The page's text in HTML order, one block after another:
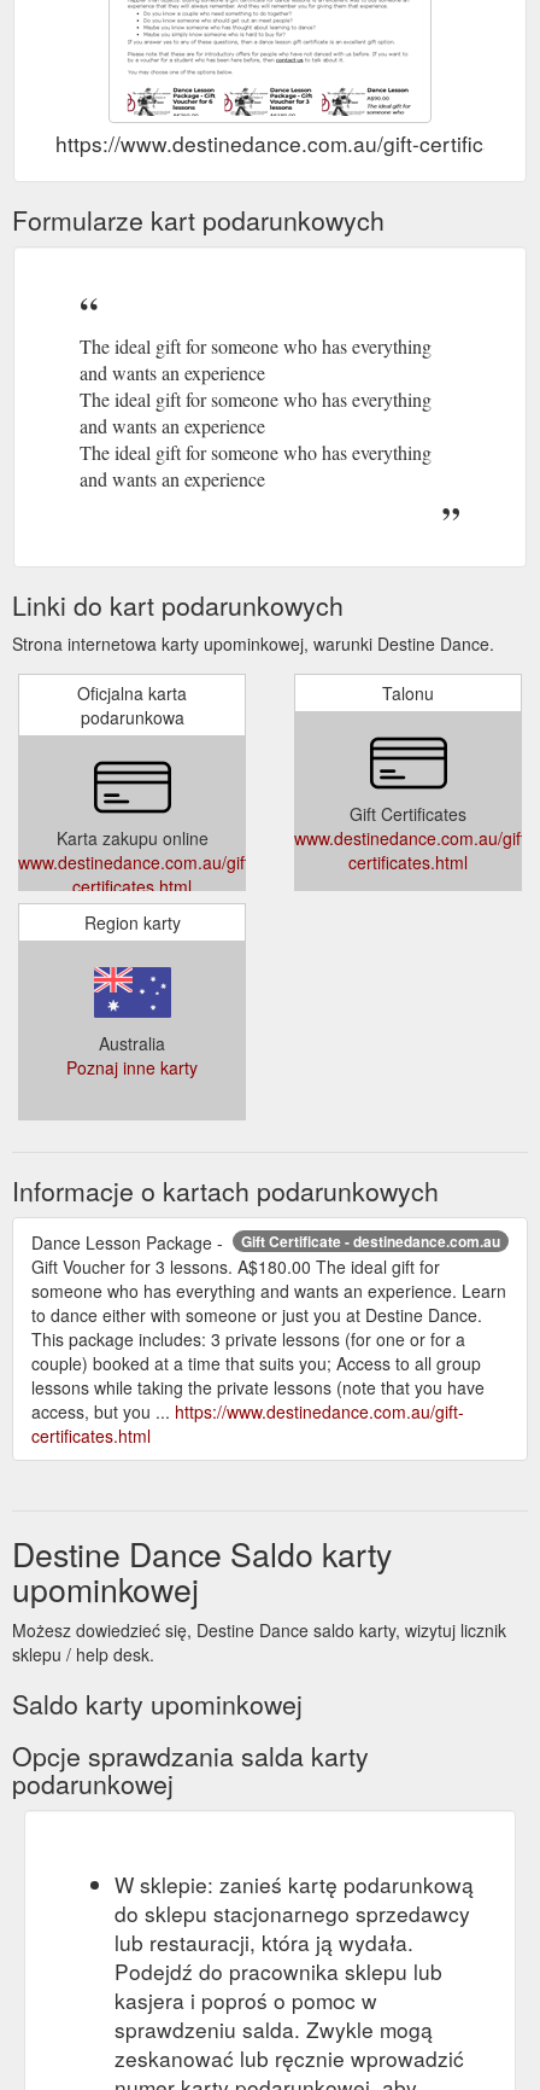
https://www.destinedance.com.au/gift-
Formularze kart podarunkowych
The ideal gift for someone who has everything
and wants an experience
The ideal gift for someone who has everything
and wants an experience
The ideal gift for someone who has everything
and wants an experience
Linki do kart podarunkowych
Strona internetowa karty upominkowej, warunki Destine Dance.
Oficjalna karta
podarunkowa
Karta zakupu online
www.destinedance.com.au/gift-
certificates.html
Talonu
Gift Certificates
www.destinedance.com.au/gift-
certificates.html
Region karty
Australia
Poznaj inne karty
Informacje o kartach podarunkowych
Gift Certificate - destinedance.com.au
Dance Lesson Package -
Gift Voucher for 3 lessons. A$180.00 The ideal gift for
someone who has everything and wants an experience. Learn
to dance either with someone or just you at Destine Dance.
This package includes: 3 private lessons (for one or for a
couple) booked at a time that suits you; Access to all group
lessons while taking the private lessons (note that you have
access, but you ... https://www.destinedance.com.au/gift-
certificates.html
Destine Dance Saldo karty
upominkowej
Możesz dowiedzieć się, Destine Dance saldo karty, wizytuj licznik
sklepu / help desk.
Saldo karty upominkowej
Opcje sprawdzania salda karty
podarunkowej
W sklepie: zanieś kartę podarunkową
do sklepu stacjonarnego sprzedawcy
lub restauracji, która ją wydała.
Podejdź do pracownika sklepu lub
kasjera i poproś o pomoc w
sprawdzeniu salda. Zwykle mogą
zeskanować lub ręcznie wprowadzić